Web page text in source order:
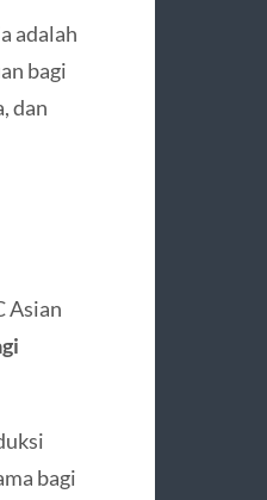
adalah
bagi
dan
Asian
bagi